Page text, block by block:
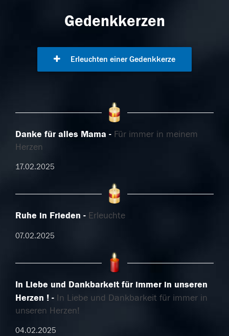
Gedenkkerzen
Erleuchten einer Gedenkkerze
Danke für alles Mama
Für immer in meinem
Herzen
17.02.2025
Ruhe in Frieden Erleuchte
07.02.2025
In Liebe und Dankbarkeit für immer in unseren
Herzen !
In Liebe und Dankbarkeit für immer in
unseren Herzen!
04.02.2025